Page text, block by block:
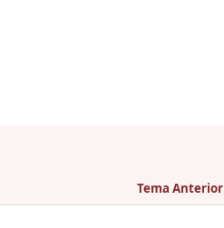
Tema Anterior